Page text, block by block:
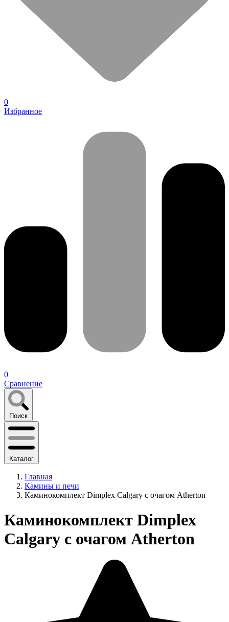
0
Избранное
0
Сравнение
Поиск
Каталог
Главная
Камины и печи
Каминокомплект Dimplex Calgary с очагом Atherton
Каминокомплект Dimplex
Calgary с очагом Atherton